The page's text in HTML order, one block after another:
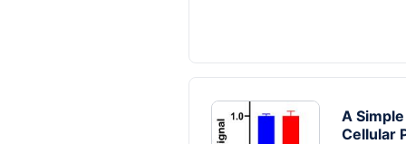
A
Cellular